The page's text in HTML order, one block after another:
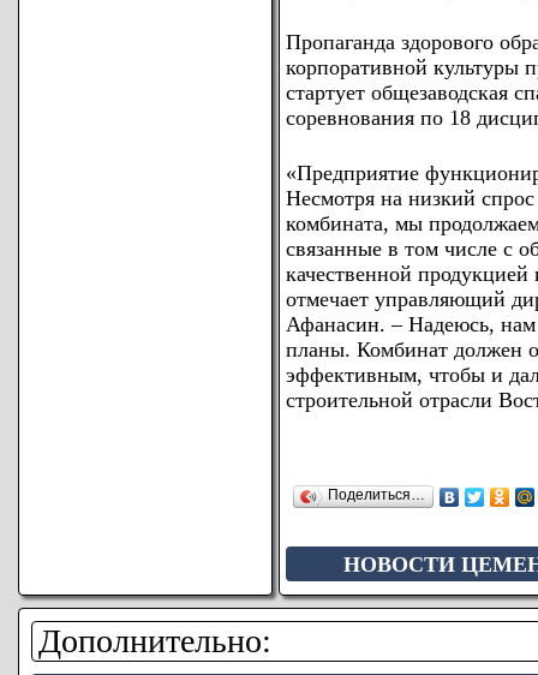
Пропаганда здорового
корпоративной культуры
стартует общезаводская
соревнования по 18
«Предприятие
Несмотря на низкий
комбината, мы
связанные в том числе с
качественной
отмечает управляющий
Афанасин. – Надеюсь, нам
планы. Комбинат должен
эффективным, чтобы и
строительной отрасли
Поделиться…
НОВОСТИ
Дополнительно: